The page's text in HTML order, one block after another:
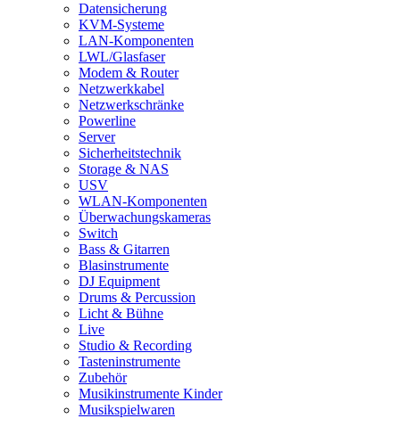
Datensicherung
KVM-Systeme
LAN-Komponenten
LWL/Glasfaser
Modem & Router
Netzwerkkabel
Netzwerkschränke
Powerline
Server
Sicherheitstechnik
Storage & NAS
USV
WLAN-Komponenten
Überwachungskameras
Switch
Bass & Gitarren
Blasinstrumente
DJ Equipment
Drums & Percussion
Licht & Bühne
Live
Studio & Recording
Tasteninstrumente
Zubehör
Musikinstrumente Kinder
Musikspielwaren